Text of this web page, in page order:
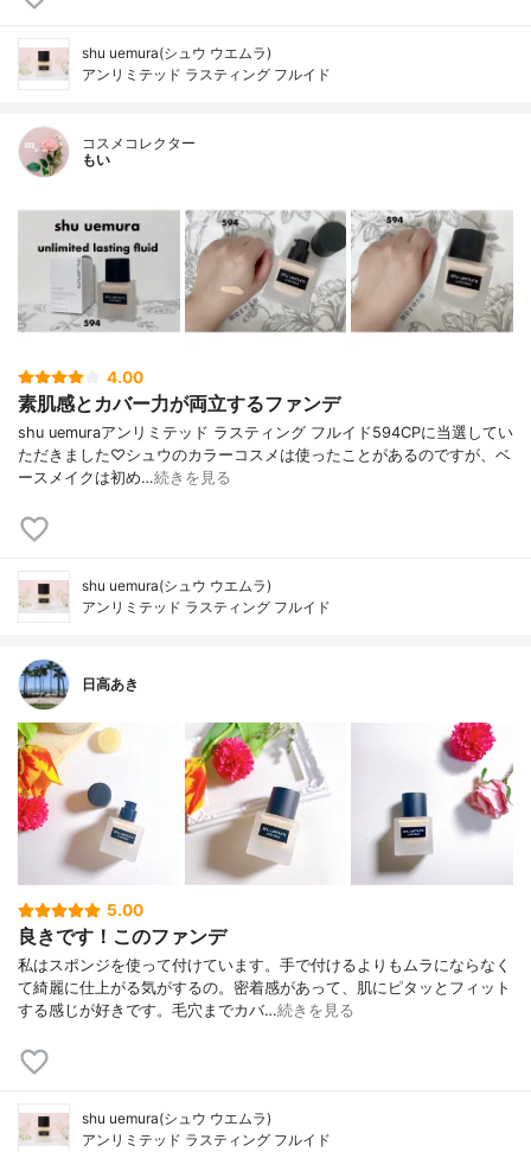
shu uemura(シュウ ウエムラ)
アンリミテッド ラスティング フルイド
コスメコレクター
もい
4.00
素肌感とカバー力が両立するファンデ
shu uemuraアンリミテッド ラスティング フルイド594CPに当選してい
ただきました♡シュウのカラーコスメは使ったことがあるのですが、ベ
ースメイクは初め…続きを見る
shu uemura(シュウ ウエムラ)
アンリミテッド ラスティング フルイド
日高あき
5.00
良きです！このファンデ
私はスポンジを使って付けています。手で付けるよりもムラにならなく
て綺麗に仕上がる気がするの。密着感があって、肌にピタッとフィット
する感じが好きです。毛穴までカバ…続きを見る
shu uemura(シュウ ウエムラ)
アンリミテッド ラスティング フルイド